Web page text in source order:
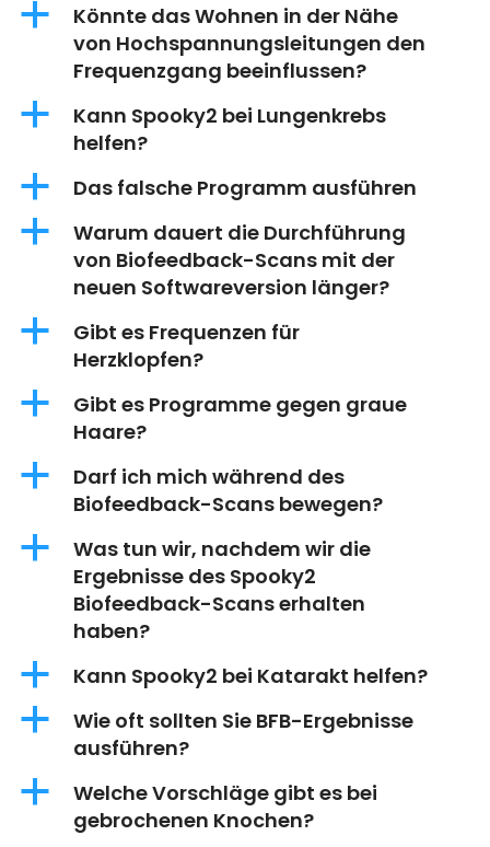
a
Könnte das Wohnen in der Nähe
von Hochspannungsleitungen den
Frequenzgang beeinflussen?
a
Kann Spooky2 bei Lungenkrebs
helfen?
a Das falsche Programm ausführen
a
Warum dauert die Durchführung
von Biofeedback-Scans mit der
neuen Softwareversion länger?
a
Gibt es Frequenzen für
Herzklopfen?
a
Gibt es Programme gegen graue
Haare?
a
Darf ich mich während des
Biofeedback-Scans bewegen?
a
Was tun wir, nachdem wir die
Ergebnisse des Spooky2
Biofeedback-Scans erhalten
haben?
a Kann Spooky2 bei Katarakt helfen?
a
Wie oft sollten Sie BFB-Ergebnisse
ausführen?
a
Welche Vorschläge gibt es bei
gebrochenen Knochen?